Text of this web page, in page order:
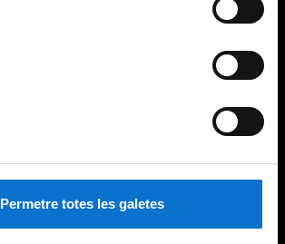
Permetre totes les galetes